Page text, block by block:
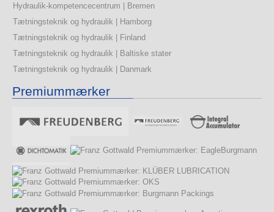
Hydraulik-kompetencecentrum | Bremen
Tætningsteknik og hydraulik | Hamborg
Tætningsteknik og hydraulik | Finland
Tætningsteknik og hydraulik | Baltiske stater
Tætningsteknik og hydraulik | Danmark
Premiummærker